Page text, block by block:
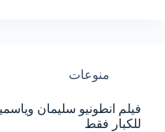
منوعات
للكبار فقط